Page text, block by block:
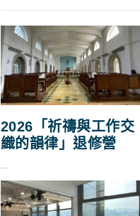
2026「祈禱與工作交
織的韻律」退修營